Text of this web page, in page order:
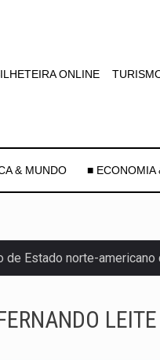
ONLINE
& MUNDO ■ ECONOMIA
de Estado norte-
um marco para a